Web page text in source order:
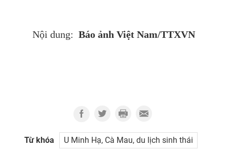
Nội dung: Báo ảnh Việt Nam/TTXVN
Từ khóa U Minh Hạ, Cà Mau, du lịch sinh thái